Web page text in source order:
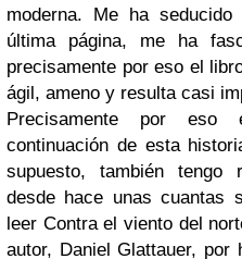
moderna. Me ha
última página, me ha
precisamente por eso el
ágil, ameno y resulta casi
Precisamente por eso
continuación de esta
supuesto, también tengo
desde hace unas cuantas
leer Contra el viento del
autor, Daniel Glattauer, por